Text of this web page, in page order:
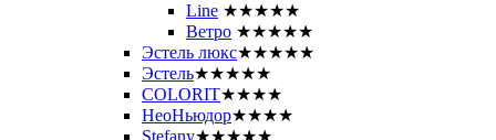
Line ★★★★★
Ветро ★★★★★
Эстель люкс★★★★★
Эстель★★★★★
COLORIT★★★★
НеоНьюдор★★★★
Stefany★★★★★